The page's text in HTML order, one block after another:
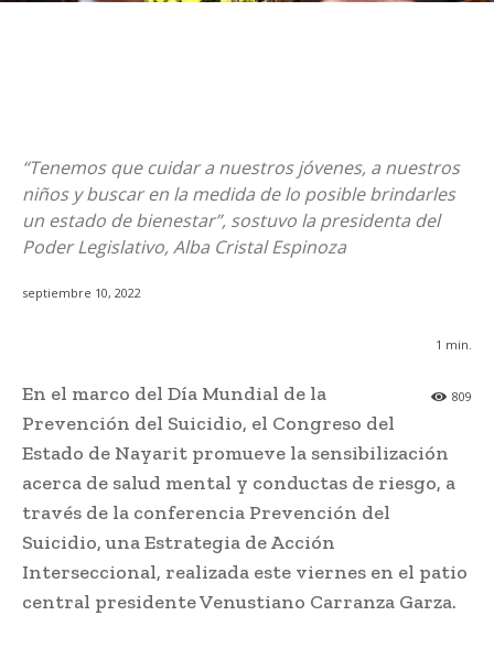
“Tenemos que cuidar a nuestros jóvenes, a nuestros
niños y buscar en la medida de lo posible brindarles
un estado de bienestar”, sostuvo la presidenta del
Poder Legislativo, Alba Cristal Espinoza
septiembre 10, 2022
1 min.
809
En el marco del Día Mundial de la
Prevención del Suicidio, el Congreso del
Estado de Nayarit promueve la sensibilización
acerca de salud mental y conductas de riesgo, a
través de la conferencia Prevención del
Suicidio, una Estrategia de Acción
Interseccional, realizada este viernes en el patio
central presidente Venustiano Carranza Garza.